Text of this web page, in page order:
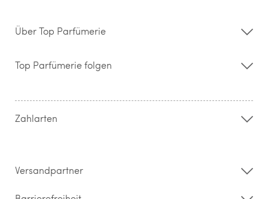
Über Top Parfümerie
Storefinder
Kontakt
Widerrufsrecht & Rückgabebedingungen
Top Parfümerie folgen
Zahlarten
Versandpartner